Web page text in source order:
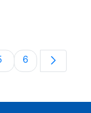
Pagina
6